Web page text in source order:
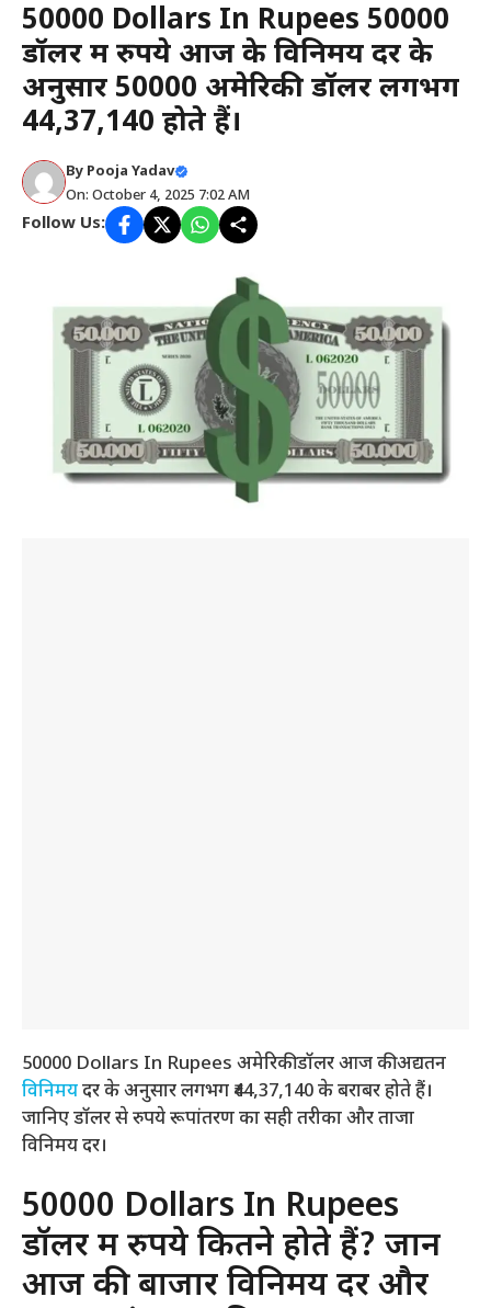
50000 Dollars In Rupees 50000
डॉलर में रुपये आज के विनिमय दर के
अनुसार 50000 अमेरिकी डॉलर लगभग
₹44,37,140 होते हैं।
By Pooja Yadav
On: October 4, 2025 7:02 AM
Follow Us:
50000 Dollars In Rupees अमेरिकी डॉलर आज की अद्यतन
विनिमयदर के अनुसार लगभग ₹44,37,140 के बराबर होते हैं।
जानिए डॉलर से रुपये रूपांतरण का सही तरीका और ताजा
विनिमय दर।
50000 Dollars In Rupees
डॉलर में रुपये कितने होते हैं? जानें
आज की बाजार विनिमय दर और